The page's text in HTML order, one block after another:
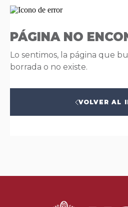
PÁGINA NO
Lo sentimos, la página que
borrada o no existe.
VOLVER AL